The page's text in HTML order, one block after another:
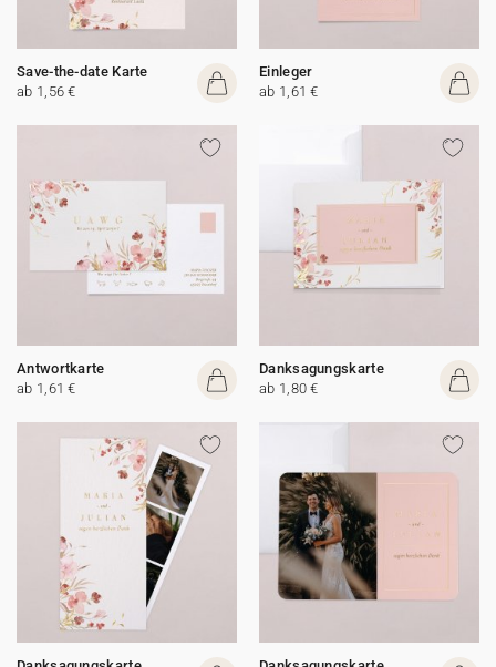
Save-the-date Karte
ab 1,56 €
Einleger
ab 1,61 €
Antwortkarte
ab 1,61 €
Danksagungskarte
ab 1,80 €